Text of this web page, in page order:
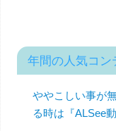
年間の人気コン
ややこしい事が
る時は『ALSee